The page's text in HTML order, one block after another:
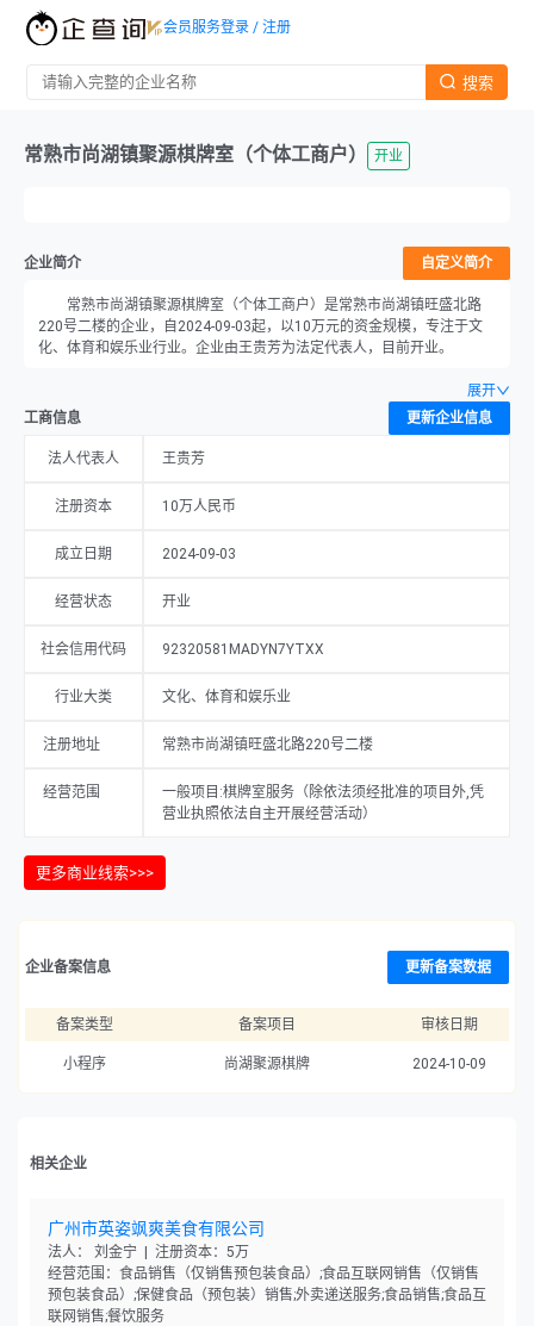
搜索
会员服务登录 / 注册
常熟市尚湖镇聚源棋牌室（个体工商户） 开业
企业简介 自定义简介
常熟市尚湖镇聚源棋牌室（个体工商户）是常熟市尚湖镇旺盛北路
220号二楼的企业，自2024-09-03起，以10万元的资金规模，专注于文
化、体育和娱乐业行业。企业由王贵芳为法定代表人，目前开业。
展开
工商信息
更新企业信息
法人代表人 王贵芳
注册资本 10万人民币
成立日期 2024-09-03
经营状态 开业
社会信用代码 92320581MADYN7YTXX
行业大类 文化、体育和娱乐业
注册地址 常熟市尚湖镇旺盛北路220号二楼
经营范围
一般项目:棋牌室服务（除依法须经批准的项目外,凭
营业执照依法自主开展经营活动）
更多商业线索>>>
企业备案信息 更新备案数据
备案类型 备案项目 审核日期
小程序 尚湖聚源棋牌 2024-10-09
相关企业
广州市英姿飒爽美食有限公司
法人： 刘金宁 | 注册资本：5万
经营范围：食品销售（仅销售预包装食品）;食品互联网销售（仅销售
预包装食品）;保健食品（预包装）销售;外卖递送服务;食品销售;食品互
联网销售;餐饮服务